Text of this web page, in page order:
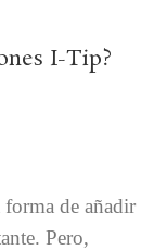
I-Tip?
de añadir
Pero,